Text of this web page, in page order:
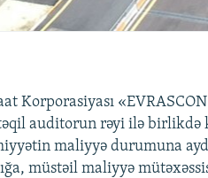
Korporasiyası
auditorun rəyi ilə
maliyyə durumuna
müstəil maliyyə